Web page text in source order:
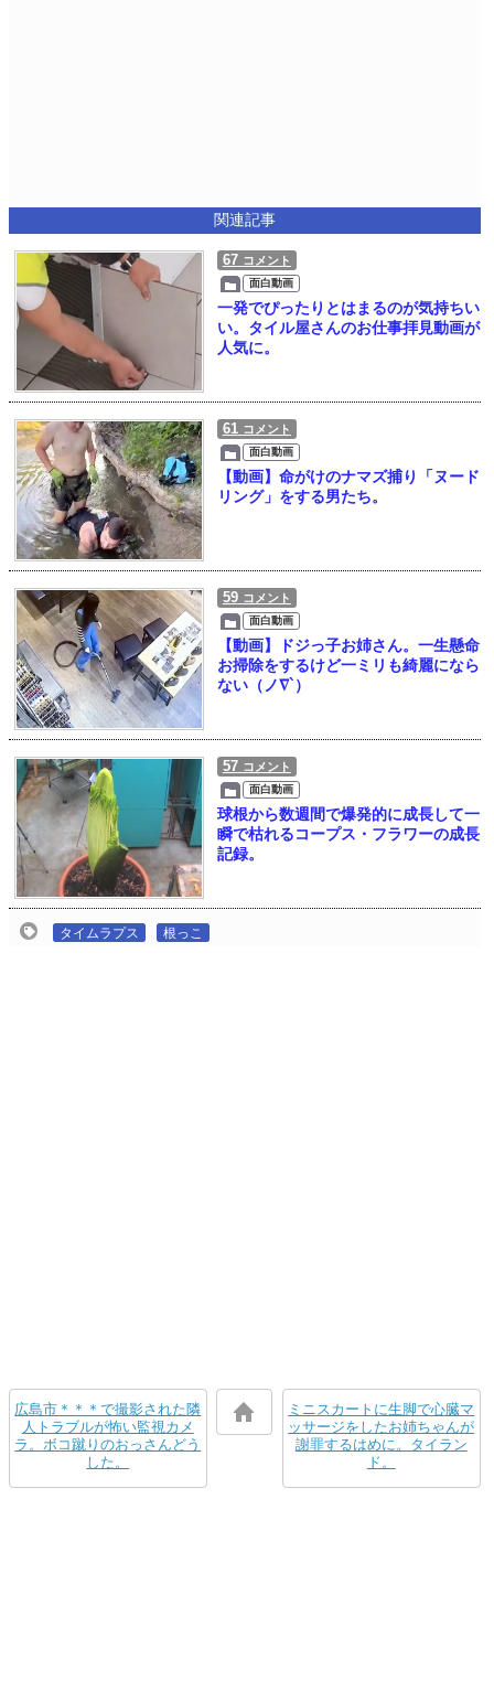
関連記事
67 コメント
面白動画
一発でぴったりとはまるのが気持ちい
い。タイル屋さんのお仕事拝見動画が
人気に。
61 コメント
面白動画
【動画】命がけのナマズ捕り「ヌード
リング」をする男たち。
59 コメント
面白動画
【動画】ドジっ子お姉さん。一生懸命
お掃除をするけど一ミリも綺麗になら
ない（ノ∇`）
57 コメント
面白動画
球根から数週間で爆発的に成長して一
瞬で枯れるコープス・フラワーの成長
記録。
タイムラプス 根っこ
広島市＊＊＊で撮影された隣
人トラブルが怖い監視カメ
ラ。ボコ蹴りのおっさんどう
した。
ミニスカートに生脚で心臓マ
ッサージをしたお姉ちゃんが
謝罪するはめに。タイラン
ド。